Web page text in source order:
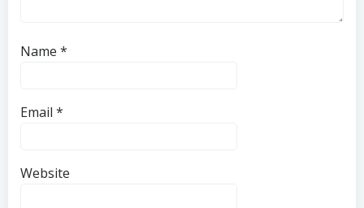
Name *
Email *
Website